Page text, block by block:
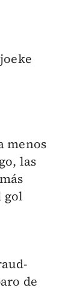
menos
las
gol
de